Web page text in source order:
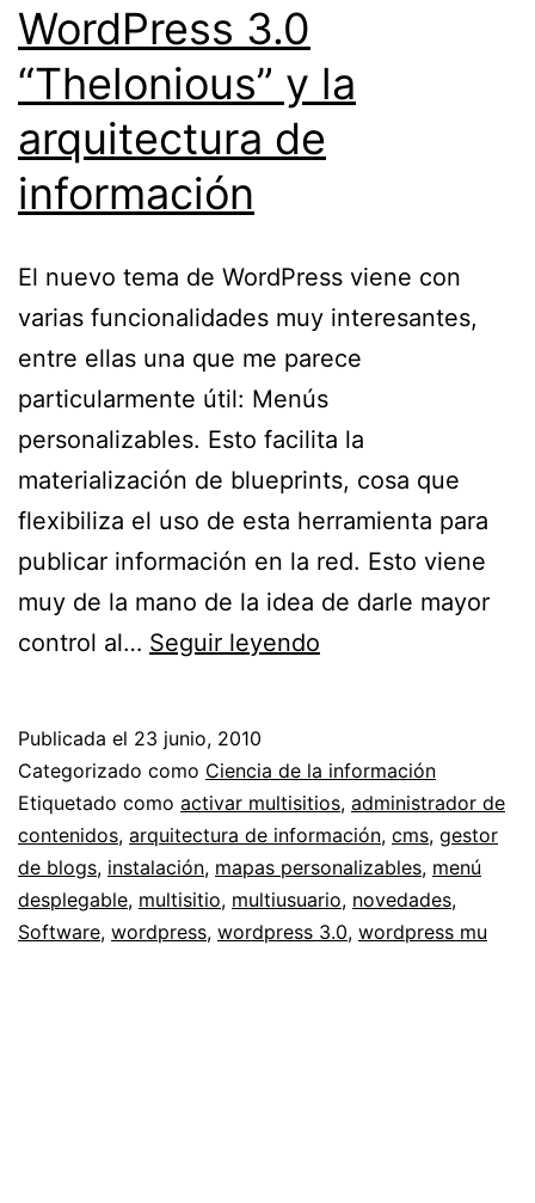
WordPress 3.0
“Thelonious” y la
arquitectura de
información
El nuevo tema de WordPress viene con
varias funcionalidades muy interesantes,
entre ellas una que me parece
particularmente útil: Menús
personalizables. Esto facilita la
materialización de blueprints, cosa que
flexibiliza el uso de esta herramienta para
publicar información en la red. Esto viene
muy de la mano de la idea de darle mayor
control al… Seguir leyendo
y
la
arquitectura
de
información
Publicada el 23 junio, 2010
Categorizado como Ciencia de la información
Etiquetado como activar multisitios, administrador de
contenidos, arquitectura de información, cms, gestor
de blogs, instalación, mapas personalizables, menú
desplegable, multisitio, multiusuario, novedades,
Software, wordpress, wordpress 3.0, wordpress mu